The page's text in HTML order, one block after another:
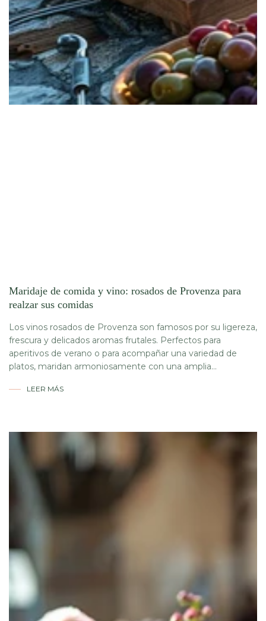
Maridaje de comida y vino: rosados ​​de Provenza para
realzar sus comidas
Los vinos rosados ​​de Provenza son famosos por su ligereza,
frescura y delicados aromas frutales. Perfectos para
aperitivos de verano o para acompañar una variedad de
platos, maridan armoniosamente con una amplia...
LEER MÁS